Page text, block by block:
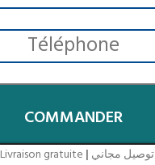
COMMANDER
Livraison gratuite | توصيل مجاني